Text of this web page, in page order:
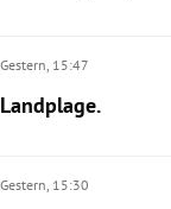
Gestern, 15:47
Landplage.
Gestern, 15:30